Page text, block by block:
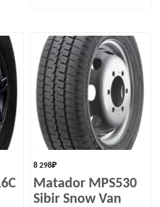
8 298₽
Matador MPS530
Sibir Snow Van